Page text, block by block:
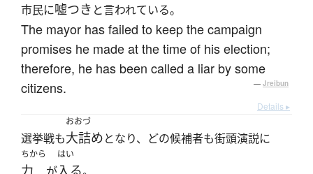
市民に嘘つき と言われている。
The mayor has failed to keep the campaign
promises he made at the time of his election;
therefore, he has been called a liar by some
citizens.
— Jreibun
Details ▸
選挙戦も
おおづ
大詰めとなり、どの候補者も街頭演説に
ちから
力
はい
入る